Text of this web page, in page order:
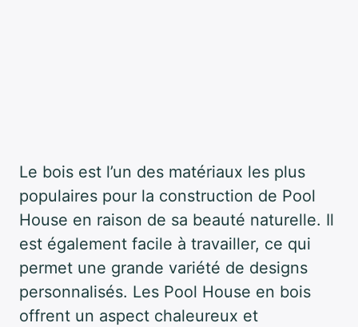
Le bois est l’un des matériaux les plus
populaires pour la construction de Pool
House en raison de sa beauté naturelle. Il
est également facile à travailler, ce qui
permet une grande variété de designs
personnalisés. Les Pool House en bois
offrent un aspect chaleureux et